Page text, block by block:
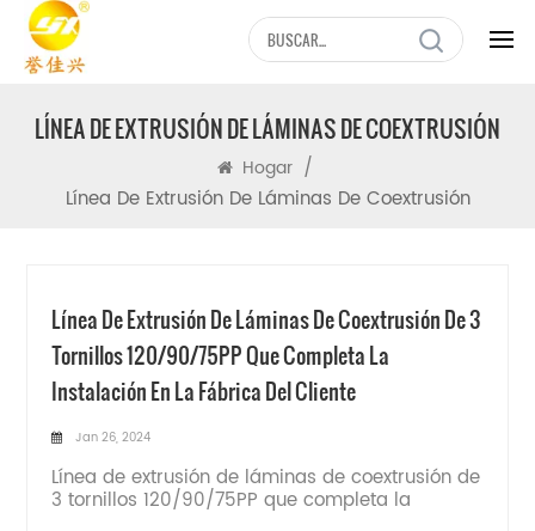
LÍNEA DE EXTRUSIÓN DE LÁMINAS DE COEXTRUSIÓN
Hogar /
Línea De Extrusión De Láminas De Coextrusión
Línea De Extrusión De Láminas De Coextrusión De 3
Tornillos 120/90/75PP Que Completa La
Instalación En La Fábrica Del Cliente
Jan 26, 2024
Línea de extrusión de láminas de coextrusión de
3 tornillos 120/90/75PP que completa la